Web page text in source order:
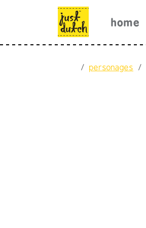
home
Homepersonages